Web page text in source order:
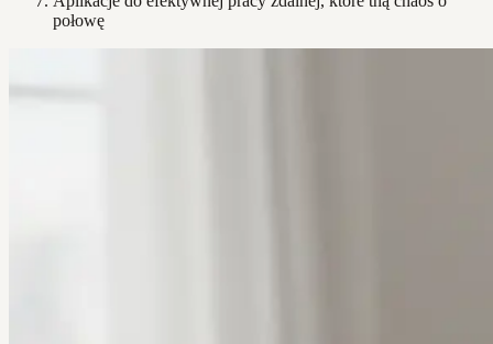
połowę